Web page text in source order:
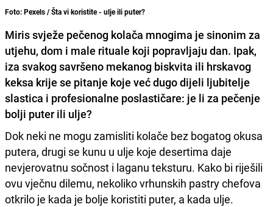
Foto: Pexels / Šta vi koristite - ulje ili puter?
Miris svježe pečenog kolača mnogima je sinonim za
utjehu, dom i male rituale koji popravljaju dan. Ipak,
iza svakog savršeno mekanog biskvita ili hrskavog
keksa krije se pitanje koje već dugo dijeli ljubitelje
slastica i profesionalne poslastičare: je li za pečenje
bolji puter ili ulje?
Dok neki ne mogu zamisliti kolače bez bogatog okusa
putera, drugi se kunu u ulje koje desertima daje
nevjerovatnu sočnost i laganu teksturu. Kako bi riješili
ovu vječnu dilemu, nekoliko vrhunskih pastry chefova
otkrilo je kada je bolje koristiti puter, a kada ulje.